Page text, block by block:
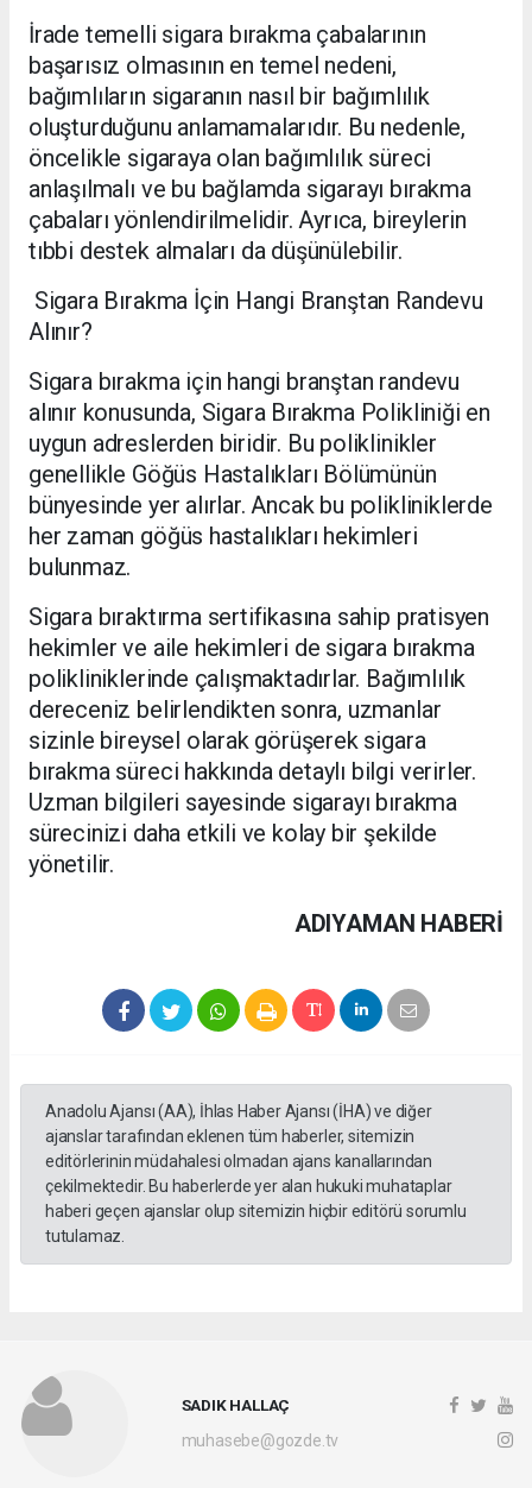
İrade temelli sigara bırakma çabalarının
başarısız olmasının en temel nedeni,
bağımlıların sigaranın nasıl bir bağımlılık
oluşturduğunu anlamamalarıdır. Bu nedenle,
öncelikle sigaraya olan bağımlılık süreci
anlaşılmalı ve bu bağlamda sigarayı bırakma
çabaları yönlendirilmelidir. Ayrıca, bireylerin
tıbbi destek almaları da düşünülebilir.
Sigara Bırakma İçin Hangi Branştan Randevu
Alınır?
Sigara bırakma için hangi branştan randevu
alınır konusunda, Sigara Bırakma Polikliniği en
uygun adreslerden biridir. Bu poliklinikler
genellikle Göğüs Hastalıkları Bölümünün
bünyesinde yer alırlar. Ancak bu polikliniklerde
her zaman göğüs hastalıkları hekimleri
bulunmaz.
Sigara bıraktırma sertifikasına sahip pratisyen
hekimler ve aile hekimleri de sigara bırakma
polikliniklerinde çalışmaktadırlar. Bağımlılık
dereceniz belirlendikten sonra, uzmanlar
sizinle bireysel olarak görüşerek sigara
bırakma süreci hakkında detaylı bilgi verirler.
Uzman bilgileri sayesinde sigarayı bırakma
sürecinizi daha etkili ve kolay bir şekilde
yönetilir.
ADIYAMAN HABERİ
Anadolu Ajansı (AA), İhlas Haber Ajansı (İHA) ve diğer
ajanslar tarafından eklenen tüm haberler, sitemizin
editörlerinin müdahalesi olmadan ajans kanallarından
çekilmektedir. Bu haberlerde yer alan hukuki muhataplar
haberi geçen ajanslar olup sitemizin hiçbir editörü sorumlu
tutulamaz.
SADIK HALLAÇ
muhasebe@gozde.tv